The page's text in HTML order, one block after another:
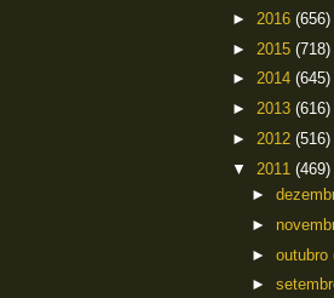
► 2016 (656)
► 2015 (718)
► 2014 (645)
► 2013 (616)
► 2012 (516)
▼ 2011 (469)
►
►
► outubro
►